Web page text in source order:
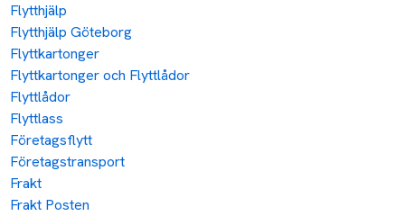
Flytthjälp
Flytthjälp Göteborg
Flyttkartonger
Flyttkartonger och Flyttlådor
Flyttlådor
Flyttlass
Företagsflytt
Företagstransport
Frakt
Frakt Posten